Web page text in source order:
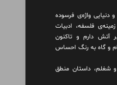
واژه‌‌ی فرسوده
فلسفه، ادبیات
آتش دارم و تاکنون
و گاه به رنگ احساس
داستان منطق